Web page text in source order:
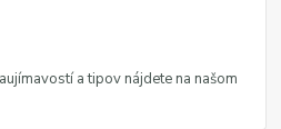
a tipov nájdete na našom